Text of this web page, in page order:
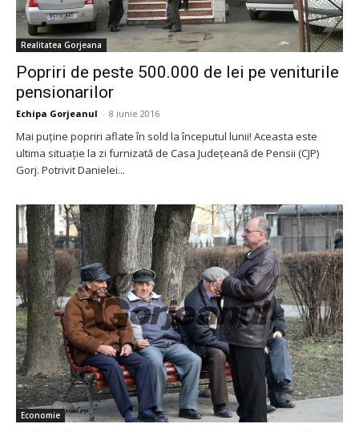
Realitatea Gorjeana
Popriri de peste 500.000 de lei pe veniturile
pensionarilor
Echipa Gorjeanul - 8 iunie 2016
Mai puţine popriri aflate în sold la începutul lunii! Aceasta este
ultima situaţie la zi furnizată de Casa Judeţeană de Pensii (CJP)
Gorj. Potrivit Danielei...
Economie